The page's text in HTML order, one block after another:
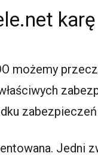
możemy
Jedni